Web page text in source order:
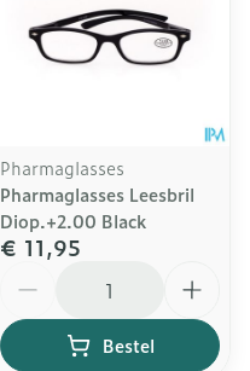
Pharmaglasses
Pharmaglasses Leesbril
Diop.+2.00 Black
€ 11,95
Bestel